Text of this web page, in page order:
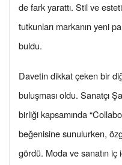
de fark yarattı. Stil ve
tutkunları markanın yeni
buldu.
Davetin dikkat çeken bir
buluşması oldu. Sanatçı
birliği kapsamında
beğenisine sunulurken,
gördü. Moda ve sanatın